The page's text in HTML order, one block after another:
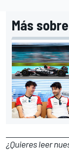
Más
¿Quieres leer